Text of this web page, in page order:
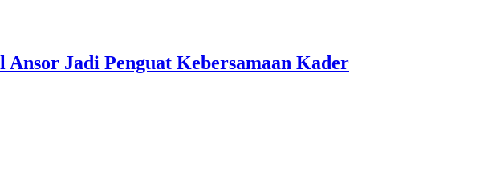
Jadi Penguat Kebersamaan Kader